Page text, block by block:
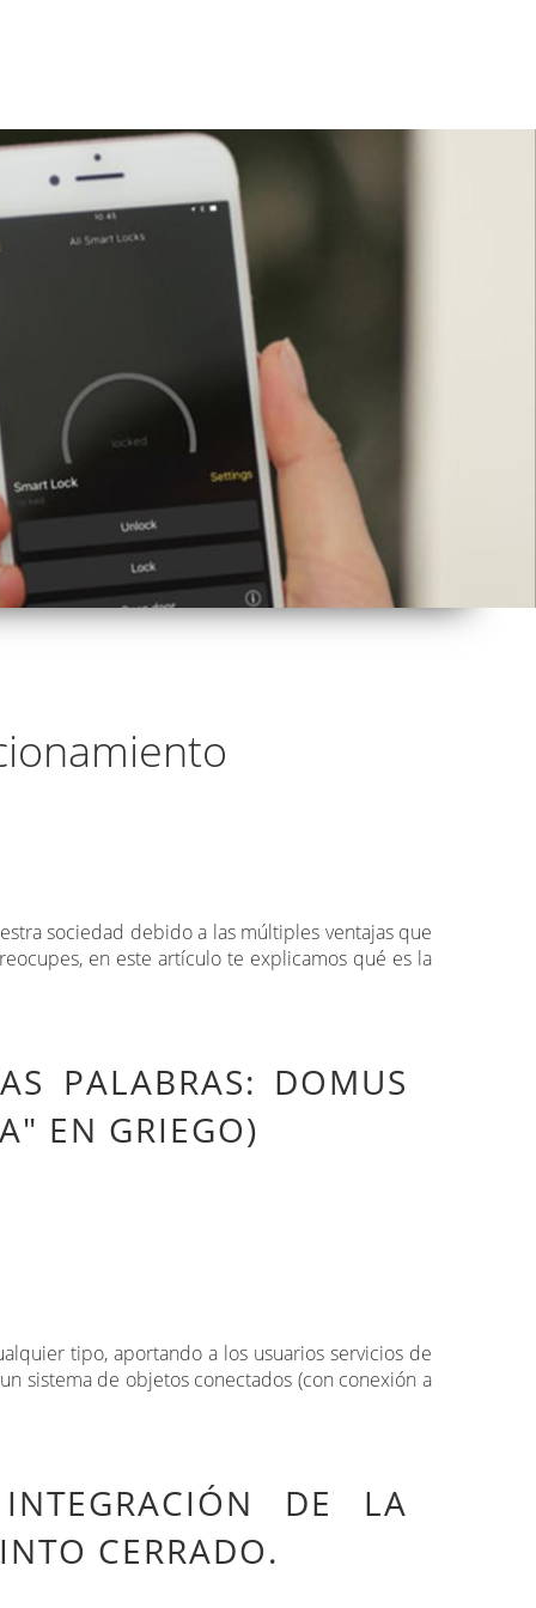
sociedad debido a las múltiples ventajas que
en este artículo te explicamos qué es la
PALABRAS: DOMUS
EN GRIEGO)
tipo, aportando a los usuarios servicios de
sistema de objetos conectados (con conexión a
DE LA
CERRADO.